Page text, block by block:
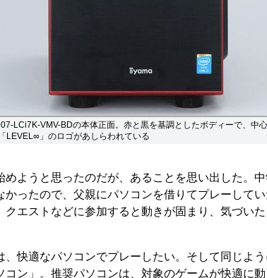
LCi7K-VMV-BDの本体正面。赤と黒を基調としたボディーで、中
LEVEL∞」のロゴがあしらわれている
ようと思ったのだが、あることを思い出した。
かったので、父親にパソコンを借りてプレーして
クエストなどに参加すると動きが固まり、気づい
快適なパソコンでプレーしたい。そして同じよ
コン」。推奨パソコンは、対象のゲームが快適に